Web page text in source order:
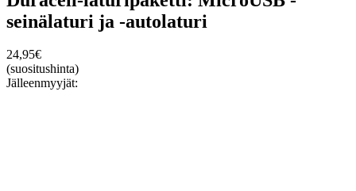
seinälaturi ja -autolaturi
24,95€
(suositushinta)
Jälleenmyyjät: